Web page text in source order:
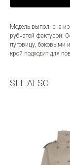
Модель выполнена из
рубчатой фактурой.
пуговицу, боковыми
крой подходит для
SEE ALSO